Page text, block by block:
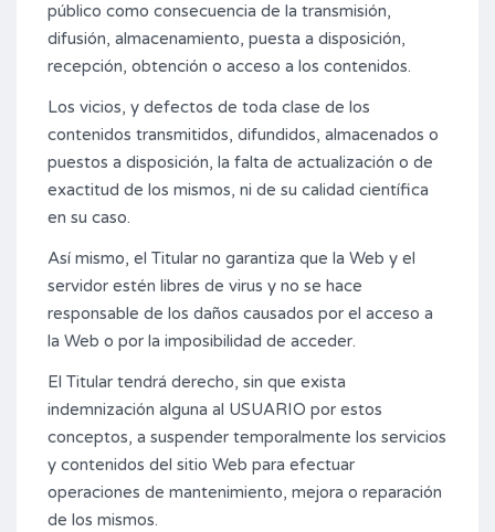
público como consecuencia de la transmisión,
difusión, almacenamiento, puesta a disposición,
recepción, obtención o acceso a los contenidos.
Los vicios, y defectos de toda clase de los
contenidos transmitidos, difundidos, almacenados o
puestos a disposición, la falta de actualización o de
exactitud de los mismos, ni de su calidad científica
en su caso.
Así mismo, el Titular no garantiza que la Web y el
servidor estén libres de virus y no se hace
responsable de los daños causados por el acceso a
la Web o por la imposibilidad de acceder.
El Titular tendrá derecho, sin que exista
indemnización alguna al USUARIO por estos
conceptos, a suspender temporalmente los servicios
y contenidos del sitio Web para efectuar
operaciones de mantenimiento, mejora o reparación
de los mismos.